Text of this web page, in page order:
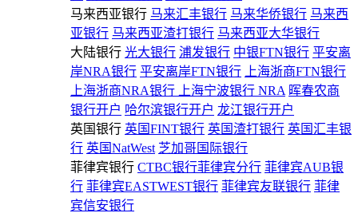
马来西亚银行 马来汇丰银行 马来华侨银行 马来西
亚银行 马来西亚渣打银行 马来西亚大华银行
大陆银行 光大银行 浦发银行 中银FTN银行 平安离
岸NRA银行 平安离岸FTN银行
上海浙商FTN银行
上海浙商NRA银行
上海宁波银行 NRA 晖春农商
银行开户 哈尔滨银行开户 龙江银行开户
英国银行 英国FINT银行 英国渣打银行 英国汇丰银
行 英国NatWest 芝加哥国际银行
菲律宾银行 CTBC银行菲律宾分行 菲律宾AUB银
行 菲律宾EASTWEST银行 菲律宾友联银行 菲律
宾信安银行